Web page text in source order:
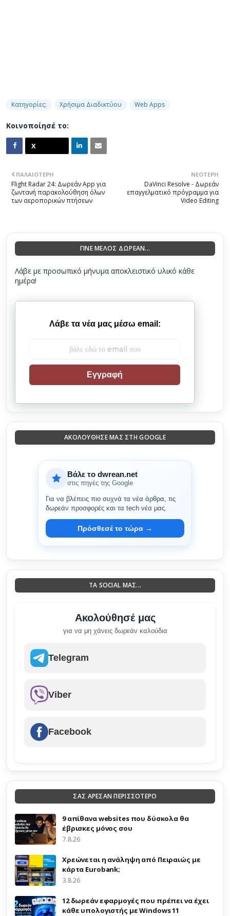
Κατηγορίες: Χρήσιμα Διαδικτύου Web Apps
Κοινοποίησέ το:
ΝΕΌΤΕΡΗ
DaVinci Resolve - Δωρεάν
επαγγελματικό πρόγραμμα για
Video Editing
ΠΑΛΑΙΌΤΕΡΗ
Flight Radar 24: Δωρεάν App για
ζωντανή παρακολούθηση όλων
των αεροπορικών πτήσεων
ΓΙΝΕ ΜΕΛΟΣ ΔΩΡΕΑΝ...
Λάβε με προσωπικό μήνυμα αποκλειστικό υλικό κάθε
ημέρα!
Λάβε τα νέα μας μέσω email:
Εγγραφή
ΑΚΟΛΟΎΘΗΣΈ ΜΑΣ ΣΤΗ GOOGLE
Βάλε το dwrean.net
στις πηγές της Google
Για να βλέπεις πιο συχνά τα νέα άρθρα, τις
δωρεάν προσφορές και τα tech νέα μας.
Πρόσθεσέ το τώρα →
ΤΑ SOCIAL ΜΑΣ...
Ακολούθησέ μας
για να μη χάνεις δωρεάν καλούδια
Telegram
Viber
Facebook
ΣΑΣ ΑΡΕΣΑΝ ΠΕΡΙΣΣΟΤΕΡΟ
9 απίθανα websites που δύσκολα θα
έβρισκες μόνος σου
7.8.26
Χρεώνεται η ανάληψη από Πειραιώς με
κάρτα Eurobank;
3.8.26
12 δωρεάν εφαρμογές που πρέπει να έχει
κάθε υπολογιστής με Windows 11